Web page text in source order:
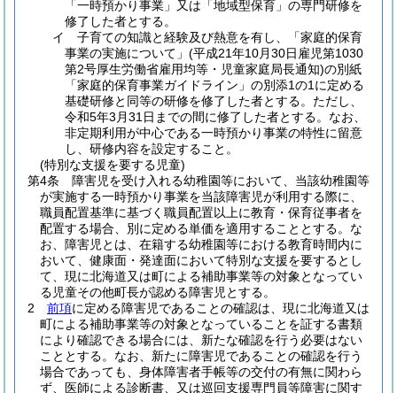
「一時預かり事業」又は「地域型保育」の専門研修を
修了した者とする。
イ
子育ての知識と経験及び熱意を有し、「家庭的保育
事業の実施について」 (平成21年10月30日雇児第1030
第2号厚生労働省雇用均等・児童家庭局長通知)の別紙
「家庭的保育事業ガイドライン」の別添1の1に定める
基礎研修と同等の研修を修了した者とする。 ただし、
令和5年3月31日までの間に修了した者とする。 なお、
非定期利用が中心である一時預かり事業の特性に留意
し、研修内容を設定すること。
(特別な支援を要する児童)
第4条
障害児を受け入れる幼稚園等において、当該幼稚園等
が実施する一時預かり事業を当該障害児が利用する際に、
職員配置基準に基づく職員配置以上に教育・保育従事者を
配置する場合、別に定める単価を適用することとする。 な
お、障害児とは、在籍する幼稚園等における教育時間内に
おいて、健康面・発達面において特別な支援を要するとし
て、現に北海道又は町による補助事業等の対象となってい
る児童その他町長が認める障害児とする。
2
前項に定める障害児であることの確認は、現に北海道又は
町による補助事業等の対象となっていることを証する書類
により確認できる場合には、新たな確認を行う必要はない
こととする。 なお、新たに障害児であることの確認を行う
場合であっても、身体障害者手帳等の交付の有無に関わら
ず、医師による診断書、又は巡回支援専門員等障害に関す